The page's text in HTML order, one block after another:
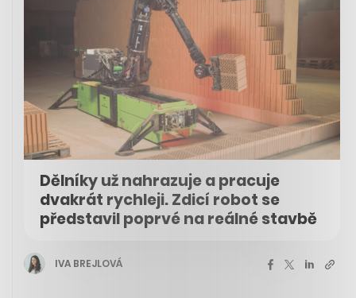
Dělníky už nahrazuje a pracuje
dvakrát rychleji. Zdicí robot se
představil poprvé na reálné stavbě
IVA BREJLOVÁ